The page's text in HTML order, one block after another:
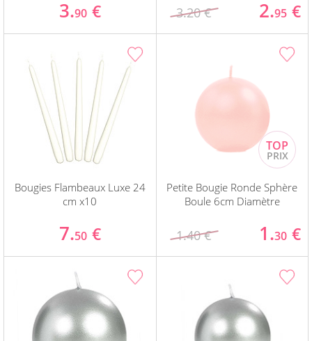
3.90 € 3.20 € 2.95 €
Bougies Flambeaux Luxe 24
cm x10
7.50 €
Petite Bougie Ronde Sphère
Boule 6cm Diamètre
1.40 € 1.30 €